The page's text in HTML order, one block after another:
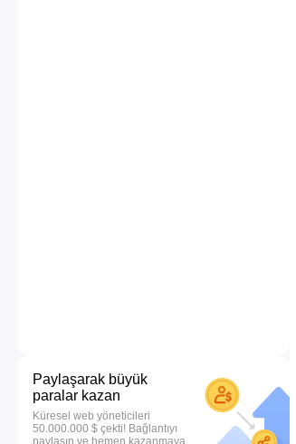
Paylaşarak büyük
paralar kazan
Küresel web yöneticileri
50.000.000 $ çekti! Bağlantıyı
paylaşın ve hemen kazanmaya